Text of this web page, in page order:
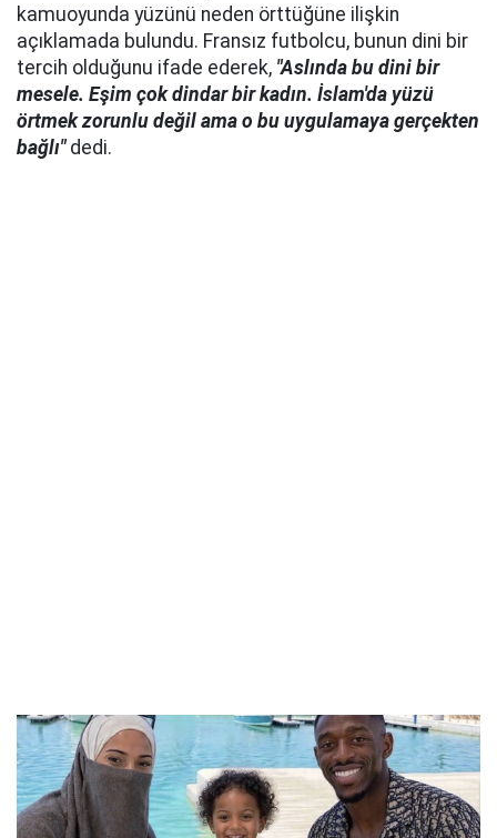
kamuoyunda yüzünü neden örttüğüne ilişkin
açıklamada bulundu. Fransız futbolcu, bunun dini bir
tercih olduğunu ifade ederek, "Aslında bu dini bir
mesele. Eşim çok dindar bir kadın. İslam'da yüzü
örtmek zorunlu değil ama o bu uygulamaya gerçekten
bağlı"dedi.